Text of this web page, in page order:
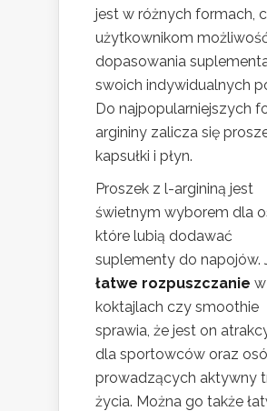
jest w różnych formach,
użytkownikom
dopasowania
swoich indywidualnych
Do najpopularniejszych
argininy zalicza się
kapsułki i płyn.
Proszek z l-argininą jest
świetnym wyborem dla
które lubią dodawać
suplementy do napojów.
łatwe rozpuszczanie w
koktajlach czy smoothie
sprawia, że jest on
dla sportowców oraz
prowadzących aktywny
życia. Można go także